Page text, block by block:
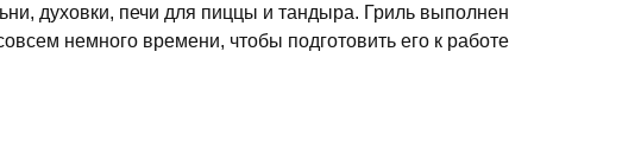
духовки, печи для пиццы и тандыра. Гриль выполнен
немного времени, чтобы подготовить его к работе